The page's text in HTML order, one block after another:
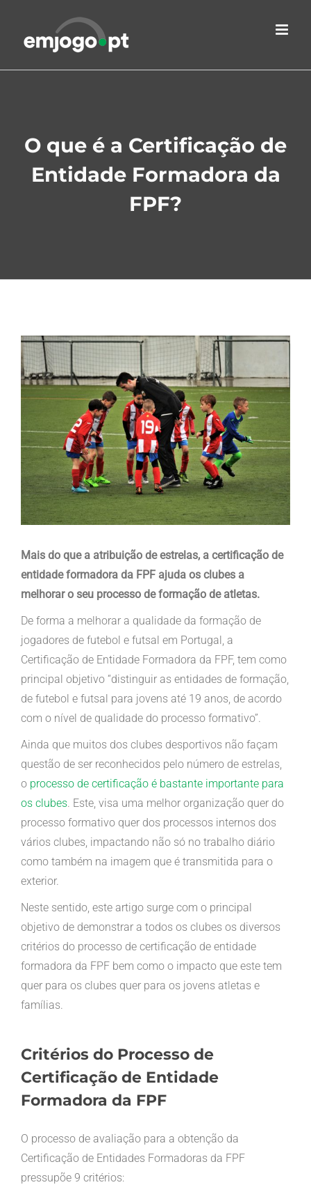
content
O que é a Certificação de
Entidade Formadora da
FPF?
View
Larger
Image
Mais do que a atribuição de estrelas, a certificação de
entidade formadora da FPF ajuda os clubes a
melhorar o seu processo de formação de atletas.
De forma a melhorar a qualidade da formação de
jogadores de futebol e futsal em Portugal, a
Certificação de Entidade Formadora da FPF, tem como
principal objetivo “distinguir as entidades de formação,
de futebol e futsal para jovens até 19 anos, de acordo
com o nível de qualidade do processo formativo”.
Ainda que muitos dos clubes desportivos não façam
questão de ser reconhecidos pelo número de estrelas,
o processo de certificação é bastante importante para
os clubes . Este, visa uma melhor organização quer do
processo formativo quer dos processos internos dos
vários clubes, impactando não só no trabalho diário
como também na imagem que é transmitida para o
exterior.
Neste sentido, este artigo surge com o principal
objetivo de demonstrar a todos os clubes os diversos
critérios do processo de certificação de entidade
formadora da FPF bem como o impacto que este tem
quer para os clubes quer para os jovens atletas e
famílias.
Critérios do Processo de
Certificação de Entidade
Formadora da FPF
O processo de avaliação para a obtenção da
Certificação de Entidades Formadoras da FPF
pressupõe 9 critérios: